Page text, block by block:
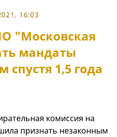
16:03
"Московская
мандаты
1,5 года
комиссия на
признать незаконным